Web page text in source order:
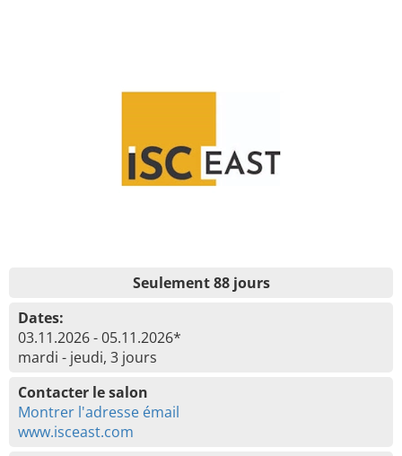
Seulement 88 jours
Dates:
03.11.2026 - 05.11.2026*
mardi - jeudi, 3 jours
Contacter le salon
Montrer l'adresse émail
www.isceast.com